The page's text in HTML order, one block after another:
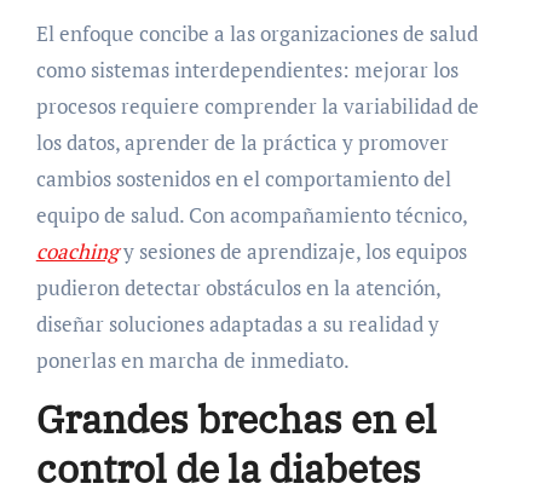
El enfoque concibe a las organizaciones de salud
como sistemas interdependientes: mejorar los
procesos requiere comprender la variabilidad de
los datos, aprender de la práctica y promover
cambios sostenidos en el comportamiento del
equipo de salud. Con acompañamiento técnico,
coachingy sesiones de aprendizaje, los equipos
pudieron detectar obstáculos en la atención,
diseñar soluciones adaptadas a su realidad y
ponerlas en marcha de inmediato.
Grandes brechas en el
control de la diabetes